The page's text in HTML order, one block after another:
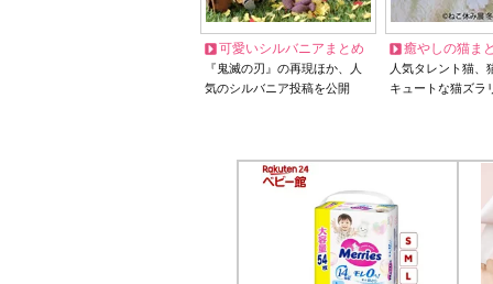
可愛いシルバニアまとめ
『鬼滅の刃』の再現ほか、人
気のシルバニア投稿を公開
癒やしの猫ま
人気タレント猫
キュートな猫ズラ